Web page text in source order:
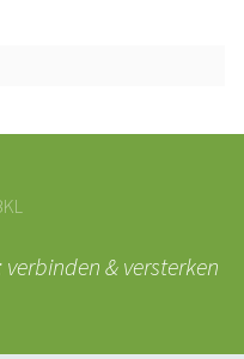
& versterken